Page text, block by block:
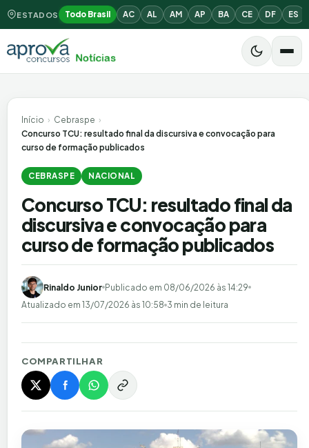
ESTADOS Todo Brasil AC AL AM AP BA CE DF ES
Início › Cebraspe ›
Concurso TCU: resultado final da discursiva e convocação para
curso de formação publicados
CEBRASPE NACIONAL
Concurso TCU: resultado final da
discursiva e convocação para
curso de formação publicados
Rinaldo Junior Publicado em 08/06/2026 às 14:29
Atualizado em 13/07/2026 às 10:58 3 min de leitura
COMPARTILHAR